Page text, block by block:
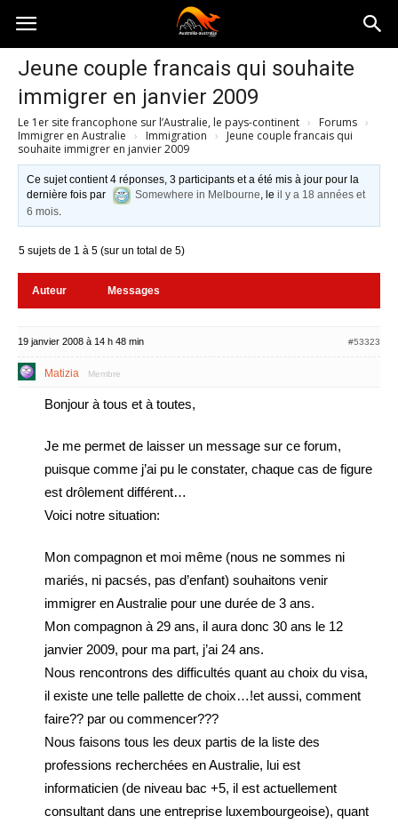
Australia-
australie.com
Jeune couple francais qui souhaite
immigrer en janvier 2009
Le 1er site francophone sur l’Australie, le pays-continent › Forums ›
Immigrer en Australie › Immigration ›
Jeune couple francais qui
souhaite immigrer en janvier 2009
Ce sujet contient 4 réponses, 3 participants et a été mis à jour pour la
dernière fois par
Somewhere in Melbourne, leil y a 18 années et
6 mois.
5 sujets de 1 à 5 (sur un total de 5)
Auteur Messages
19 janvier 2008 à 14 h 48 min #53323
Matizia Membre
Bonjour à tous et à toutes,
Je me permet de laisser un message sur ce forum,
puisque comme j’ai pu le constater, chaque cas de figure
est drôlement différent…
Voici notre situation:
Mon compagnon et moi même (nous ne sommes ni
mariés, ni pacsés, pas d’enfant) souhaitons venir
immigrer en Australie pour une durée de 3 ans.
Mon compagnon à 29 ans, il aura donc 30 ans le 12
janvier 2009, pour ma part, j’ai 24 ans.
Nous rencontrons des difficultés quant au choix du visa,
il existe une telle pallette de choix…!et aussi, comment
faire?? par ou commencer???
Nous faisons tous les deux partis de la liste des
professions recherchées en Australie, lui est
informaticien (de niveau bac +5, il est actuellement
consultant dans une entreprise luxembourgeoise), quant